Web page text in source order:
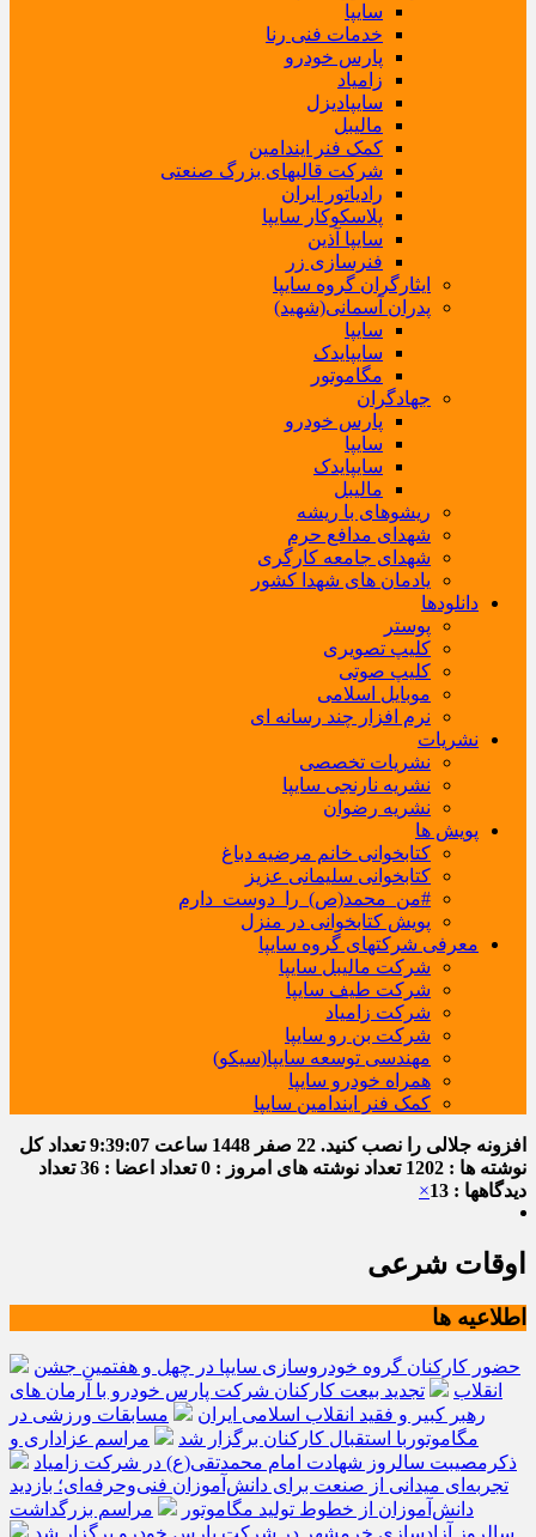
سایپا
خدمات فنی رنا
پارس خودرو
زامیاد
سایپادیزل
مالیبل
کمک فنر ایندامین
شرکت قالبهای بزرگ صنعتی
رادیاتور ایران
پلاسکوکار سایپا
سایپا آذین
فنرسازی زر
ایثارگران گروه سایپا
پدران آسمانی(شهید)
سایپا
سایپایدک
مگاموتور
جهادگران
پارس خودرو
سایپا
سایپایدک
مالیبل
ریشوهای با ریشه
شهدای مدافع حرم
شهدای جامعه کارگری
یادمان های شهدا کشور
دانلودها
پوستر
کلیپ تصویری
کلیپ صوتی
موبایل اسلامی
نرم افزار چند رسانه ای
نشریات
نشریات تخصصی
نشریه نارنجی سایپا
نشریه رضوان
پویش ها
کتابخوانی خانم مرضیه دباغ
کتابخوانی سلیمانی عزیز
#من_محمد(ص)_را_دوست_دارم
پویش کتابخوانی در منزل
معرفی شرکتهای گروه سایپا
شرکت مالیبل سایپا
شرکت طیف سایپا
شرکت زامیاد
شرکت بن رو سایپا
مهندسی توسعه سایپا(سیکو)
همراه خودرو سایپا
کمک فنر ایندامین سایپا
افزونه جلالی را نصب کنید. 22 صفر 1448 ساعت 9:39:07تعداد کل
نوشته ها : 1202
تعداد نوشته های امروز : 0 تعداد اعضا : 36
تعداد
دیدگاهها : 13
×
اوقات شرعی
اطلاعیه ها
حضور کارکنان گروه خودروسازی سایپا در چهل و هفتمین جشن
انقلاب
تجدید بیعت کارکنان شرکت پارس خودرو با آرمان های
رهبر کبیر و فقید انقلاب اسلامی ایران
مسابقات ورزشی در
مگاموتوربا استقبال کارکنان برگزار شد
مراسم عزاداری و
ذکرمصیبت سالروز شهادت امام محمدتقی(ع) در شرکت زامیاد
تجربه‌ای میدانی از صنعت برای دانش‌آموزان فنی‌وحرفه‌ای؛ بازدید
دانش‌آموزان از خطوط تولید مگاموتور
مراسم بزرگداشت
سالروز آزادسازی خرمشهر در شرکت پارس خودرو برگزار شد